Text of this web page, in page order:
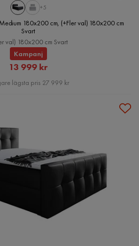
+5
180x200 cm, (+Fler val) 180x200 cm
Svart
val) 180x200 cm Svart
Kampanj
Rabatterat
Pris
13 999 kr
lägsta pris 27 999 kr